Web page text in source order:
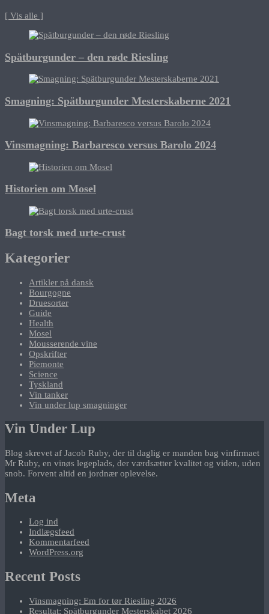
[ Vis alle ]
Spätburgunder – den røde Riesling
Smagning: Spätburgunder Mesterskaberne 2021
Vinsmagning: Barbaresco versus Barolo 2024
Historien om Mosel
Bagt torsk med urte-crust
Kategorier
Artikler på dansk
Bourgogne
Druesorter
Guide
Health
Mosel
Mousserende vine
Opskrifter
Piemonte
Science
Tyskland
Vin tanker
Vin under lup smagninger
Vin Under Lup
Blog skrevet af Jacob Ruby, der til daglig er manden bag vinfirmaet
Mr Ruby, en vinøs legeplads, der værdsætter kvalitet og viden, uden
snob. Forvent altid en jordnær oplevelse.
Meta
Log ind
Indlægsfeed
Kommentarfeed
WordPress.org
Recent Posts
Vinsmagning: Em for tør Riesling 2026
Resultat: Spätburgunder Mesterskabet 2026